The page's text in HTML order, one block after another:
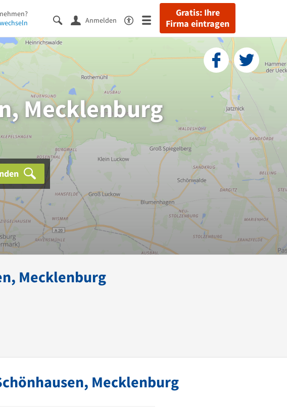
Gratis: Ihre
Firma eintragen
Anmelden
Mecklenburg
Mecklenburg
Mecklenburg